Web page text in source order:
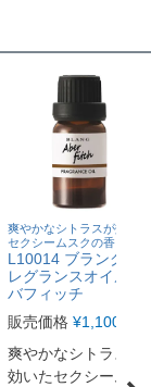
爽やかなシトラスが効いた
セクシームスクの香り
L10014 ブラング フ
レグランスオイル ア
バフィッチ
販売価格 ¥1,100
爽やかなシトラスが
効いたセクシームス